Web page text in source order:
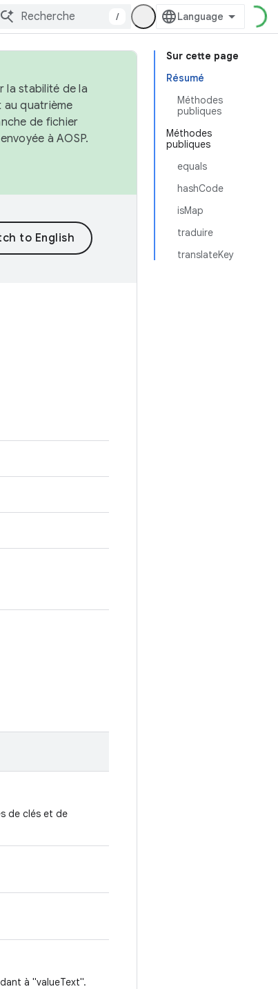
/
Sur cette page
Résumé
Méthodes
publiques
Méthodes
publiques
equals
hashCode
isMap
traduire
translateKey
la stabilité de la
au quatrième
de fichier
à AOSP.
de clés et de
à "valueText".